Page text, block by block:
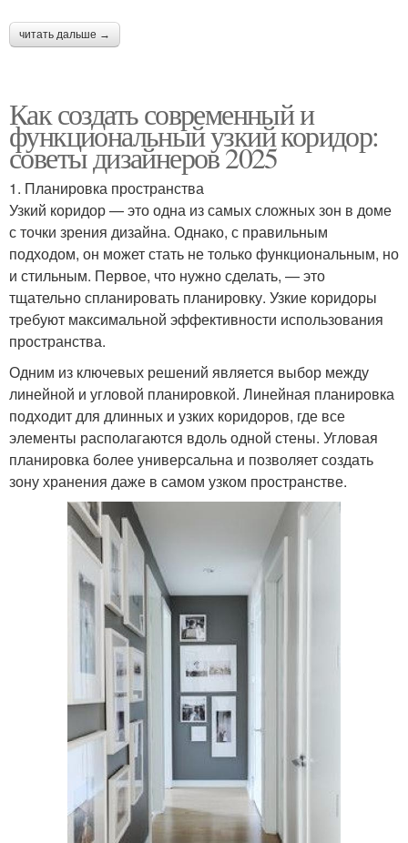
читать дальше →
Как создать современный и
функциональный узкий коридор:
советы дизайнеров 2025
1. Планировка пространства
Узкий коридор — это одна из самых сложных зон в доме
с точки зрения дизайна. Однако, с правильным
подходом, он может стать не только функциональным, но
и стильным. Первое, что нужно сделать, — это
тщательно спланировать планировку. Узкие коридоры
требуют максимальной эффективности использования
пространства.
Одним из ключевых решений является выбор между
линейной и угловой планировкой. Линейная планировка
подходит для длинных и узких коридоров, где все
элементы располагаются вдоль одной стены. Угловая
планировка более универсальна и позволяет создать
зону хранения даже в самом узком пространстве.